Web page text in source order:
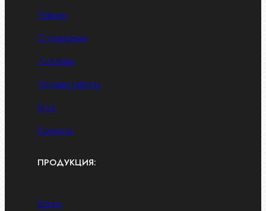
Главная
О компании
Доставка
Условия работы
Блог
Контакты
ПРОДУКЦИЯ:
Болты